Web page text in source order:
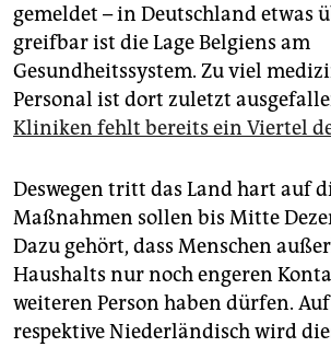
gemeldet – in Deutschland etwas
greifbar ist die Lage Bel­giens am
Gesundheitssystem. Zu viel
Personal ist dort zuletzt
Kliniken fehlt bereits ein Viertel
Deswegen tritt das Land hart auf
Maßnahmen sollen bis Mitte
Dazu gehört, dass Menschen
Haushalts nur noch engeren
weiteren Person haben dürfen.
respektive Niederländisch wird